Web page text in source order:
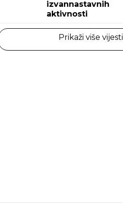
izvannastavnih
aktivnosti
Prikaži više vijesti